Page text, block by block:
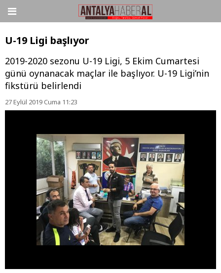
U-19 Ligi başlıyor
2019-2020 sezonu U-19 Ligi, 5 Ekim Cumartesi
günü oynanacak maçlar ile başlıyor. U-19 Ligi’nin
fikstürü belirlendi
27 Eylül 2019 Cuma 11:23